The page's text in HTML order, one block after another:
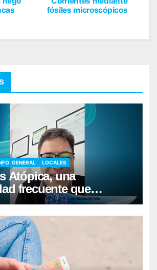
fósiles microscópicos
GENERAL LOCALES
Atópica, una
frecuente que
diarios de la